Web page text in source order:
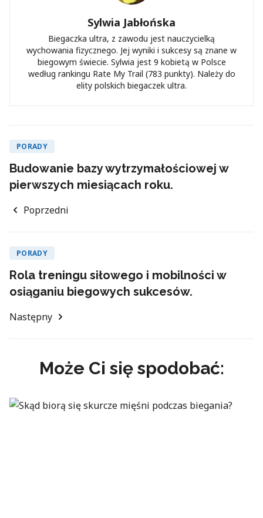
Sylwia Jabłońska
Biegaczka ultra, z zawodu jest nauczycielką
wychowania fizycznego. Jej wyniki i sukcesy są znane w
biegowym świecie. Sylwia jest 9 kobietą w Polsce
według rankingu Rate My Trail (783 punkty). Należy do
elity polskich biegaczek ultra.
PORADY
Budowanie bazy wytrzymałościowej w
pierwszych miesiącach roku.
Poprzedni
PORADY
Rola treningu siłowego i mobilności w
osiąganiu biegowych sukcesów.
Następny
Może Ci się spodobać: